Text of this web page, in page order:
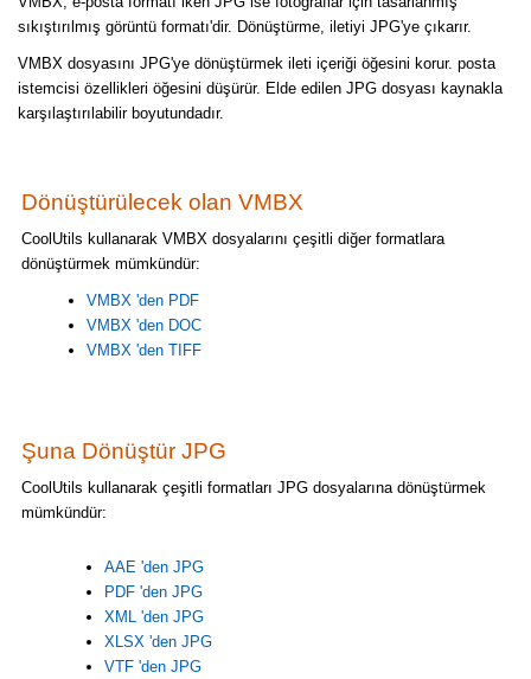
sıkıştırılmış görüntü formatı'dir. Dönüştürme, iletiyi JPG'ye çıkarır.
VMBX dosyasını JPG'ye dönüştürmek ileti içeriği öğesini korur. posta
istemcisi özellikleri öğesini düşürür. Elde edilen JPG dosyası kaynakla
karşılaştırılabilir boyutundadır.
Dönüştürülecek olan VMBX
CoolUtils kullanarak VMBX dosyalarını çeşitli diğer formatlara
dönüştürmek mümkündür:
VMBX 'den PDF
VMBX 'den DOC
VMBX 'den TIFF
Şuna Dönüştür JPG
CoolUtils kullanarak çeşitli formatları JPG dosyalarına dönüştürmek
mümkündür:
AAE 'den JPG
PDF 'den JPG
XML 'den JPG
XLSX 'den JPG
VTF 'den JPG